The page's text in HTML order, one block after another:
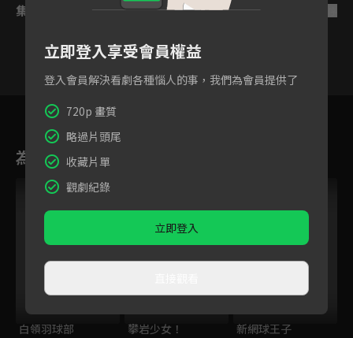
集數列表
19 20
為您推薦
白領羽球部 攀岩少女！ 新網球王子
立即登入享受會員權益
登入會員解決看劇各種惱人的事，我們為會員提供了
720p 畫質
略過片頭尾
收藏片單
觀劇紀錄
立即登入